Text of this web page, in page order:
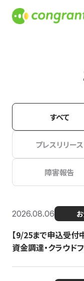
すべて
プレスリリース
障害報告
2026.08.06
【9/25まで申込受付
資金調達・クラウド